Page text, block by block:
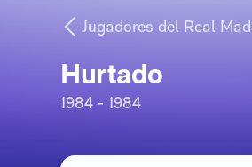
Jugadores del Real
Hurtado
1984 - 1984